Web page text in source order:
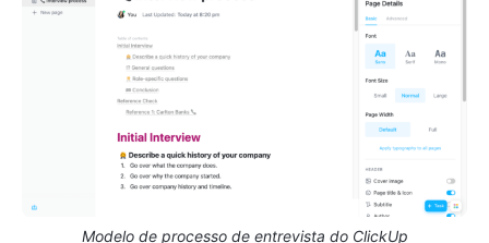
Modelo de processo de entrevista do ClickUp